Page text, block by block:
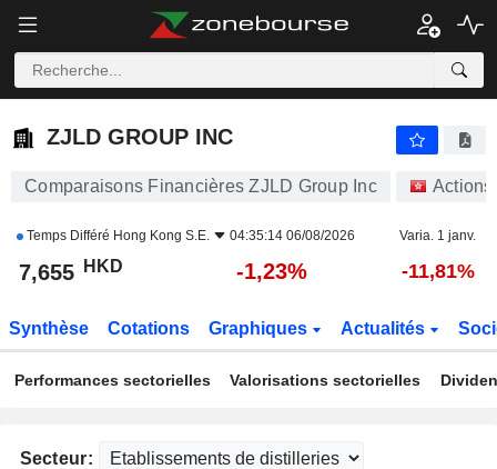
ZJLD GROUP INC
ZJLD GROUP INC
Comparaisons Financières ZJLD Group Inc Actions
Temps Différé Hong Kong S.E. 04:35:14 06/08/2026 Varia. 1 janv.
7,655 HKD -1,23% -11,81%
Synthèse Cotations Graphiques Actualités
Performances sectorielles Valorisations sectorielles
Secteur: